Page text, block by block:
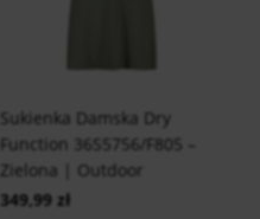
Sukienka Damska Dry
Function 36S5756/F805 –
Zielona | Outdoor
349,99 zł